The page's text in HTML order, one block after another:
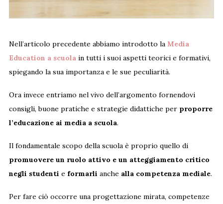
Nell’articolo precedente abbiamo introdotto la Media
Education a scuolain tutti i suoi aspetti teorici e formativi,
spiegando la sua importanza e le sue peculiarità.
Ora invece entriamo nel vivo dell’argomento fornendovi
consigli, buone pratiche e strategie didattiche per proporre
l’educazione ai media a scuola.
Il fondamentale scopo della scuola è proprio quello di
promuovere un ruolo attivo e un atteggiamento critico
negli studenti e formarli anche alla competenza mediale.
Per fare ciò occorre una progettazione mirata, competenze